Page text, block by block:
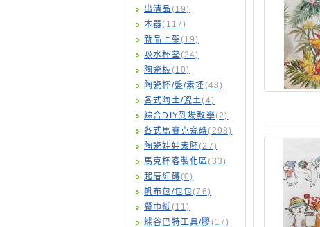
出清品 (19)
木器(117)
新品上架(19)
吸水杯墊(24)
陶瓷板 (10)
陶瓷杯/盤/素坯(48)
各式陶土/瓷土(4)
綜合DIY到場教學(2)
各式馬賽克瓷磚(298)
陶瓷娃娃素胚(27)
馬克杯客製化區(33)
起厝紅磚(0)
帆布包/包包(76)
餐巾紙(11)
蝶谷巴特工具/膠(17)